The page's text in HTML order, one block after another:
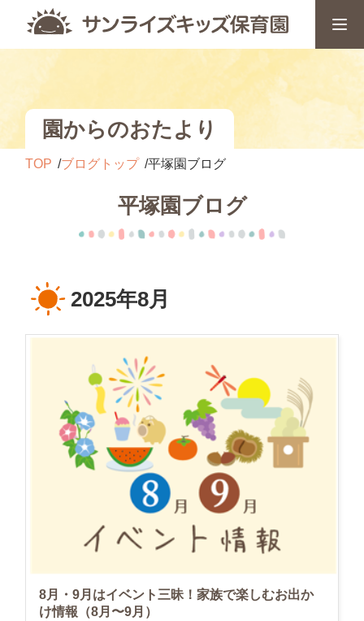
園からのおたより
TOP ブログトップ 平塚園ブログ
平塚園ブログ
2025年8月
8月・9月はイベント三昧！家族で楽しむお出か
け情報（8月〜9月）